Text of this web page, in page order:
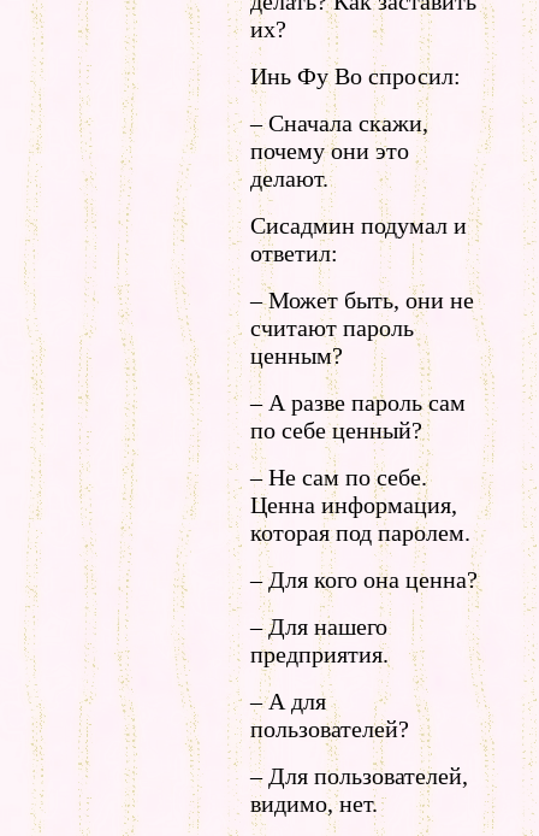
их?
Инь Фу Во спросил:
– Сначала скажи,
почему они это
делают.
Сисадмин подумал и
ответил:
– Может быть, они не
считают пароль
ценным?
– А разве пароль сам
по себе ценный?
– Не сам по себе.
Ценна информация,
которая под паролем.
– Для кого она ценна?
– Для нашего
предприятия.
– А для
пользователей?
– Для пользователей,
видимо, нет.